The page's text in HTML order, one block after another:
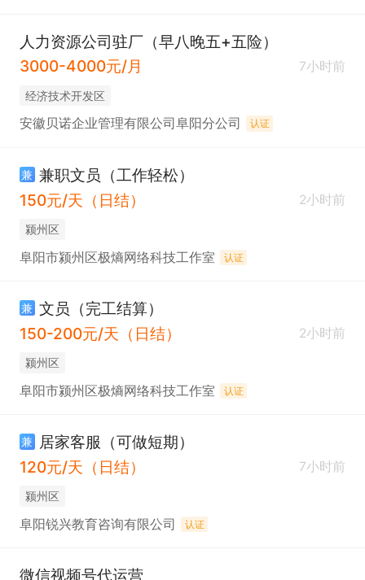
人力资源公司驻厂（早八晚五+五险）
3000-4000元/月
7小时前
经济技术开发区
安徽贝诺企业管理有限公司阜阳分公司 认证
兼 兼职文员（工作轻松）
150元/天（日结）
2小时前
颍州区
阜阳市颍州区极熵网络科技工作室 认证
兼 文员（完工结算）
150-200元/天（日结）
2小时前
颍州区
阜阳市颍州区极熵网络科技工作室 认证
兼 居家客服（可做短期）
120元/天（日结）
7小时前
颍州区
阜阳锐兴教育咨询有限公司 认证
微信视频号代运营